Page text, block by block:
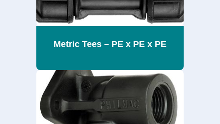
Metric Tees – PE x PE x PE